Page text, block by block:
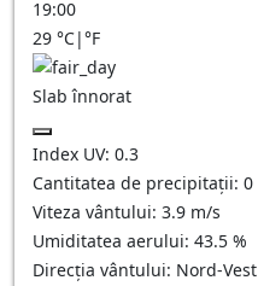
19:00
29 °C|°F
Slab înnorat
Index UV: 0.3
Cantitatea de precipitații: 0
Viteza vântului: 3.9 m/s
Umiditatea aerului: 43.5 %
Direcția vântului: Nord-Vest